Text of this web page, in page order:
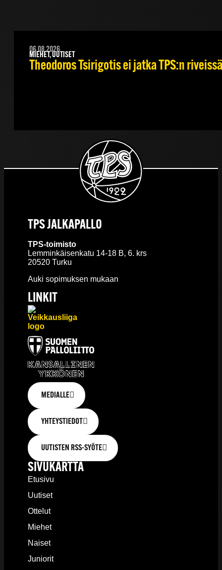
06.08.2026
MIEHET, UUTISET
Theodoros Tsirigotis ei jatka TPS:n
TPS JALKAPALLO
TPS-toimisto
Lemminkäisenkatu 14-18 B, 6. krs
20520 Turku
Auki sopimuksen mukaan
LINKIT
MEDIALLE
YHTEYSTIEDOT
UUTISTEN RSS-SYÖTE
SIVUKARTTA
Etusivu
Uutiset
Ottelut
Miehet
Naiset
Juniorit